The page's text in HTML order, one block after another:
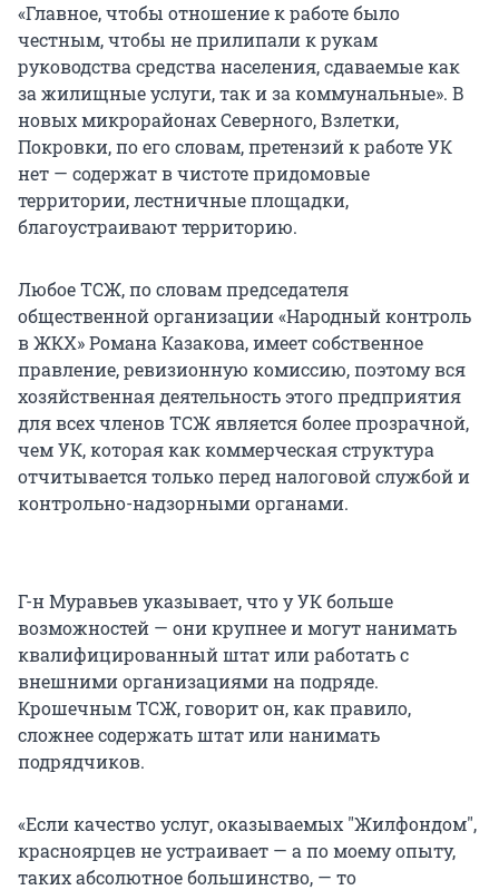
«Главное, чтобы отношение к работе было
честным, чтобы не прилипали к рукам
руководства средства населения, сдаваемые как
за жилищные услуги, так и за коммунальные». В
новых микрорайонах Северного, Взлетки,
Покровки, по его словам, претензий к работе УК
нет — содержат в чистоте придомовые
территории, лестничные площадки,
благоустраивают территорию.
Любое ТСЖ, по словам председателя
общественной организации «Народный контроль
в ЖКХ» Романа Казакова, имеет собственное
правление, ревизионную комиссию, поэтому вся
хозяйственная деятельность этого предприятия
для всех членов ТСЖ является более прозрачной,
чем УК, которая как коммерческая структура
отчитывается только перед налоговой службой и
контрольно-надзорными органами.
Г-н Муравьев указывает, что у УК больше
возможностей — они крупнее и могут нанимать
квалифицированный штат или работать с
внешними организациями на подряде.
Крошечным ТСЖ, говорит он, как правило,
сложнее содержать штат или нанимать
подрядчиков.
«Если качество услуг, оказываемых "Жилфондом",
красноярцев не устраивает — а по моему опыту,
таких абсолютное большинство, — то